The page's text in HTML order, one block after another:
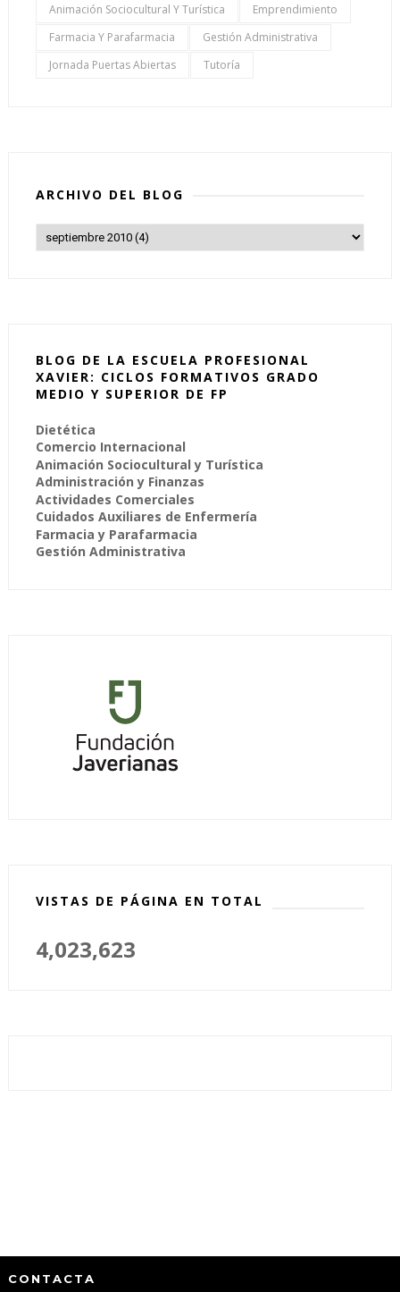
Animación Sociocultural Y Turística
Emprendimiento
Farmacia Y Parafarmacia
Gestión Administrativa
Jornada Puertas Abiertas
Tutoría
ARCHIVO DEL BLOG
BLOG DE LA ESCUELA PROFESIONAL
XAVIER: CICLOS FORMATIVOS GRADO
MEDIO Y SUPERIOR DE FP
Dietética
Comercio Internacional
Animación Sociocultural y Turística
Administración y Finanzas
Actividades Comerciales
Cuidados Auxiliares de Enfermería
Farmacia y Parafarmacia
Gestión Administrativa
VISTAS DE PÁGINA EN TOTAL
4,023,623
CONTACTA